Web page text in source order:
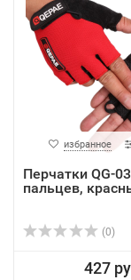
избранное
Перчатки QG-
пальцев,
(0)
427